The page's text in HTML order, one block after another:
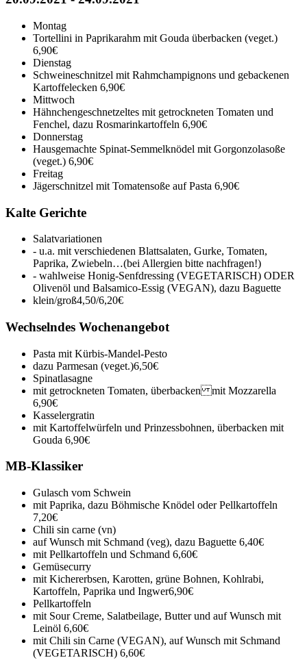
Montag
Tortellini in Paprikarahm mit Gouda überbacken (veget.)
6,90€
Dienstag
Schweineschnitzel mit Rahmchampignons und gebackenen
Kartoffelecken 6,90€
Mittwoch
Hähnchengeschnetzeltes mit getrockneten Tomaten und
Fenchel, dazu Rosmarinkartoffeln 6,90€
Donnerstag
Hausgemachte Spinat-Semmelknödel mit Gorgonzolasoße
(veget.) 6,90€
Freitag
Jägerschnitzel mit Tomatensoße auf Pasta 6,90€
Kalte Gerichte
Salatvariationen
- u.a. mit verschiedenen Blattsalaten, Gurke, Tomaten,
Paprika, Zwiebeln…(bei Allergien bitte nachfragen!)
- wahlweise Honig-Senfdressing (VEGETARISCH) ODER
Olivenöl und Balsamico-Essig (VEGAN), dazu Baguette
klein/groß4,50/6,20€
Wechselndes Wochenangebot
Pasta mit Kürbis-Mandel-Pesto
dazu Parmesan (veget.)6,50€
Spinatlasagne
mit getrockneten Tomaten, überbacken mit Mozzarella
6,90€
Kasselergratin
mit Kartoffelwürfeln und Prinzessbohnen, überbacken mit
Gouda 6,90€
MB-Klassiker
Gulasch vom Schwein
mit Paprika, dazu Böhmische Knödel oder Pellkartoffeln
7,20€
Chili sin carne (vn)
auf Wunsch mit Schmand (veg), dazu Baguette 6,40€
mit Pellkartoffeln und Schmand 6,60€
Gemüsecurry
mit Kichererbsen, Karotten, grüne Bohnen, Kohlrabi,
Kartoffeln, Paprika und Ingwer6,90€
Pellkartoffeln
mit Sour Creme, Salatbeilage, Butter und auf Wunsch mit
Leinöl 6,60€
mit Chili sin Carne (VEGAN), auf Wunsch mit Schmand
(VEGETARISCH) 6,60€